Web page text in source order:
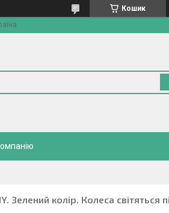
Кошик
Зелений колір. Колеса світяться